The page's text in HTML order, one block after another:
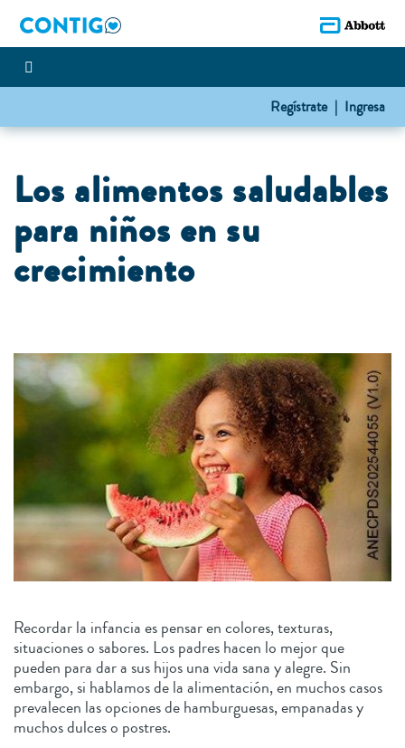
Regístrate | Ingresa
Los alimentos saludables
para niños en su
crecimiento
Recordar la infancia es pensar en colores, texturas,
situaciones o sabores. Los padres hacen lo mejor que
pueden para dar a sus hijos una vida sana y alegre. Sin
embargo, si hablamos de la alimentación, en muchos casos
prevalecen las opciones de hamburguesas, empanadas y
muchos dulces o postres.